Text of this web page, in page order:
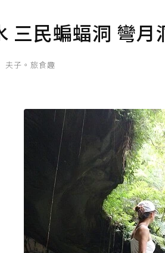
三民蝙蝠洞 彎
夫子。旅食趣